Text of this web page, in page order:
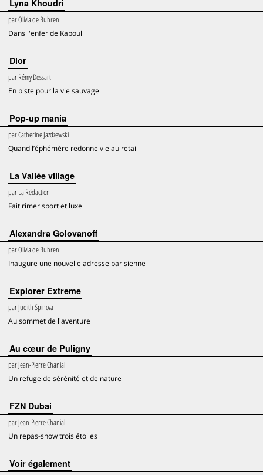
Lyna Khoudri
parOlivia de Buhren
Dans l'enfer de Kaboul
Dior
parRémy Dessart
En piste pour la vie sauvage
Pop-up mania
parCatherine Jazdzewski
Quand l’éphémère redonne vie au retail
La Vallée village
parLa Rédaction
Fait rimer sport et luxe
Alexandra Golovanoff
parOlivia de Buhren
Inaugure une nouvelle adresse parisienne
Explorer Extreme
parJudith Spinoza
Au sommet de l'aventure
Au cœur de Puligny
parJean-Pierre Chanial
Un refuge de sérénité et de nature
FZN Dubai
parJean-Pierre Chanial
Un repas-show trois étoiles
voir également